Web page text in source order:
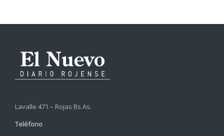
Lavalle 471 – Rojas Bs.As.
Teléfono